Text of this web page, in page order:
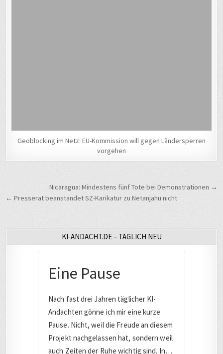
Geoblocking im Netz: EU-Kommission will gegen Ländersperren
vorgehen
Beitragsnavigation
Nicaragua: Mindestens fünf Tote bei Demonstrationen →
← Presserat beanstandet SZ-Karikatur zu Netanjahu nicht
KI-ANDACHT.DE – TÄGLICH NEU